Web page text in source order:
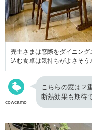
売主さまは窓際をダイニン
込む食卓は気持ちがよさそう♪
cowcamo
こちらの窓は２
断熱効果も期待